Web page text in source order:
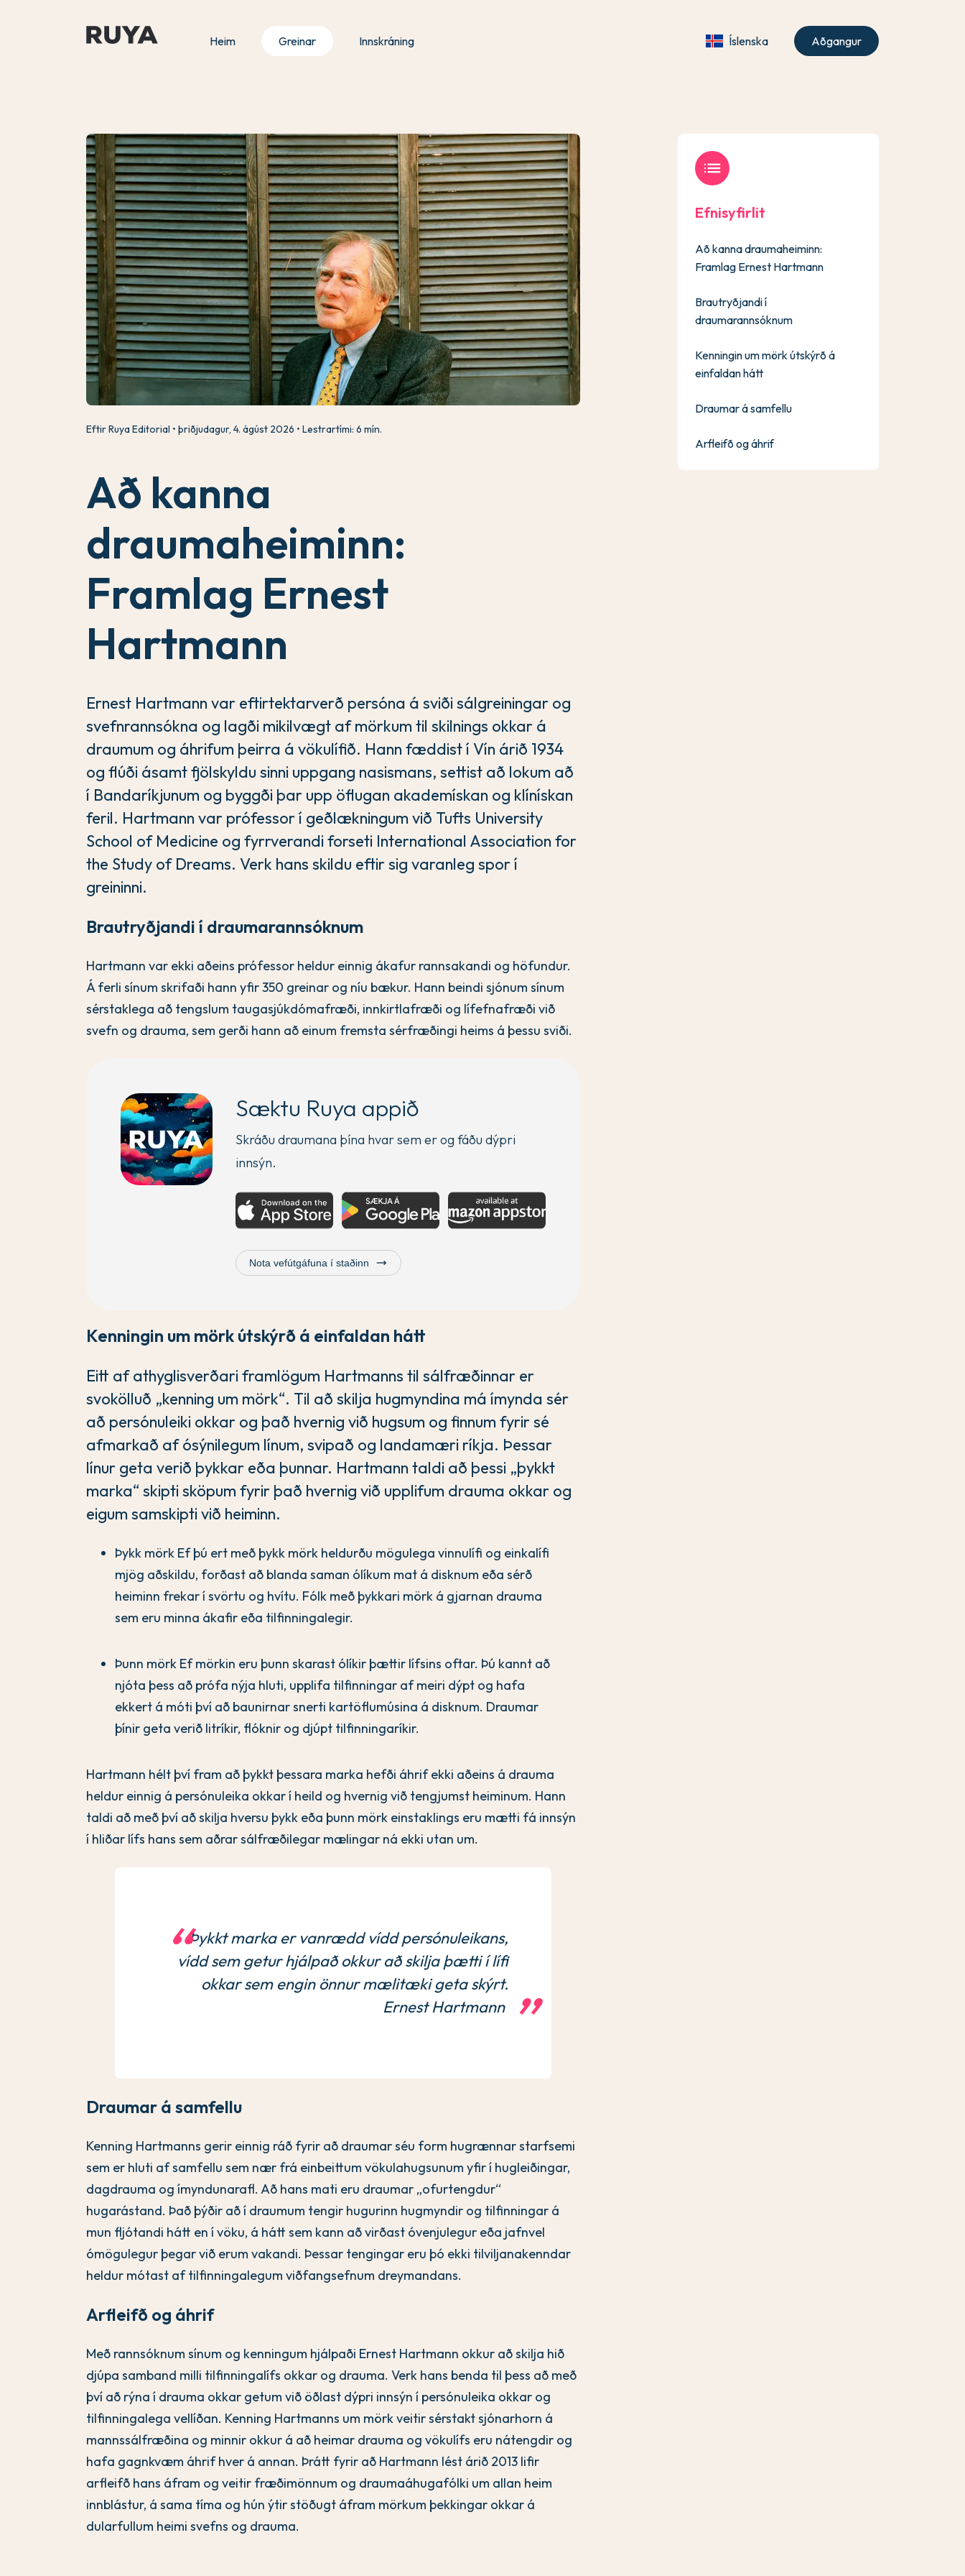
Heim Greinar Innskráning Íslenska Aðgangur
Eftir Ruya Editorial þriðjudagur, 4. ágúst 2026 Lestrartími: 6 mín.
Að kanna
draumaheiminn:
Framlag Ernest
Hartmann
Ernest Hartmann var eftirtektarverð persóna á sviði sálgreiningar og
svefnrannsókna og lagði mikilvægt af mörkum til skilnings okkar á
draumum og áhrifum þeirra á vökulífið. Hann fæddist í Vín árið 1934
og flúði ásamt fjölskyldu sinni uppgang nasismans, settist að lokum að
í Bandaríkjunum og byggði þar upp öflugan akademískan og klínískan
feril. Hartmann var prófessor í geðlækningum við Tufts University
School of Medicine og fyrrverandi forseti International Association for
the Study of Dreams. Verk hans skildu eftir sig varanleg spor í
greininni.
Brautryðjandi í draumarannsóknum
Hartmann var ekki aðeins prófessor heldur einnig ákafur rannsakandi og höfundur.
Á ferli sínum skrifaði hann yfir 350 greinar og níu bækur. Hann beindi sjónum sínum
sérstaklega að tengslum taugasjúkdómafræði, innkirtlafræði og lífefnafræði við
svefn og drauma, sem gerði hann að einum fremsta sérfræðingi heims á þessu sviði.
Sæktu Ruya appið
Skráðu draumana þína hvar sem er og fáðu dýpri
innsýn.
Nota vefútgáfuna í staðinn trending_flat
Kenningin um mörk útskýrð á einfaldan hátt
Eitt af athyglisverðari framlögum Hartmanns til sálfræðinnar er
svokölluð „kenning um mörk“. Til að skilja hugmyndina má ímynda sér
að persónuleiki okkar og það hvernig við hugsum og finnum fyrir sé
afmarkað af ósýnilegum línum, svipað og landamæri ríkja. Þessar
línur geta verið þykkar eða þunnar. Hartmann taldi að þessi „þykkt
marka“ skipti sköpum fyrir það hvernig við upplifum drauma okkar og
eigum samskipti við heiminn.
Þykk mörk Ef þú ert með þykk mörk heldurðu mögulega vinnulífi og einkalífi
mjög aðskildu, forðast að blanda saman ólíkum mat á disknum eða sérð
heiminn frekar í svörtu og hvítu. Fólk með þykkari mörk á gjarnan drauma
sem eru minna ákafir eða tilfinningalegir.
Þunn mörk Ef mörkin eru þunn skarast ólíkir þættir lífsins oftar. Þú kannt að
njóta þess að prófa nýja hluti, upplifa tilfinningar af meiri dýpt og hafa
ekkert á móti því að baunirnar snerti kartöflumúsina á disknum. Draumar
þínir geta verið litríkir, flóknir og djúpt tilfinningaríkir.
Hartmann hélt því fram að þykkt þessara marka hefði áhrif ekki aðeins á drauma
heldur einnig á persónuleika okkar í heild og hvernig við tengjumst heiminum. Hann
taldi að með því að skilja hversu þykk eða þunn mörk einstaklings eru mætti fá innsýn
í hliðar lífs hans sem aðrar sálfræðilegar mælingar ná ekki utan um.
Þykkt marka er vanrædd vídd persónuleikans,
vídd sem getur hjálpað okkur að skilja þætti í lífi
okkar sem engin önnur mælitæki geta skýrt.
Ernest Hartmann
Draumar á samfellu
Kenning Hartmanns gerir einnig ráð fyrir að draumar séu form hugrænnar starfsemi
sem er hluti af samfellu sem nær frá einbeittum vökulahugsunum yfir í hugleiðingar,
dagdrauma og ímyndunarafl. Að hans mati eru draumar „ofurtengdur“
hugarástand. Það þýðir að í draumum tengir hugurinn hugmyndir og tilfinningar á
mun fljótandi hátt en í vöku, á hátt sem kann að virðast óvenjulegur eða jafnvel
ómögulegur þegar við erum vakandi. Þessar tengingar eru þó ekki tilviljanakenndar
heldur mótast af tilfinningalegum viðfangsefnum dreymandans.
Arfleifð og áhrif
Með rannsóknum sínum og kenningum hjálpaði Ernest Hartmann okkur að skilja hið
djúpa samband milli tilfinningalífs okkar og drauma. Verk hans benda til þess að með
því að rýna í drauma okkar getum við öðlast dýpri innsýn í persónuleika okkar og
tilfinningalega vellíðan. Kenning Hartmanns um mörk veitir sérstakt sjónarhorn á
mannssálfræðina og minnir okkur á að heimar drauma og vökulífs eru nátengdir og
hafa gagnkvæm áhrif hver á annan. Þrátt fyrir að Hartmann lést árið 2013 lifir
arfleifð hans áfram og veitir fræðimönnum og draumaáhugafólki um allan heim
innblástur, á sama tíma og hún ýtir stöðugt áfram mörkum þekkingar okkar á
dularfullum heimi svefns og drauma.
list
Efnisyfirlit
Að kanna draumaheiminn:
Framlag Ernest Hartmann
Brautryðjandi í
draumarannsóknum
Kenningin um mörk útskýrð á
einfaldan hátt
Draumar á samfellu
Arfleifð og áhrif